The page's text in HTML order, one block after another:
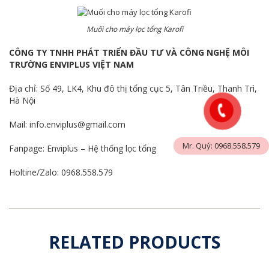
Muối cho máy lọc tổng Karofi
CÔNG TY TNHH PHÁT TRIỂN ĐẦU TƯ VÀ CÔNG NGHỆ MÔI
TRƯỜNG ENVIPLUS VIỆT NAM
Địa chỉ: Số 49, LK4, Khu đô thị tổng cục 5, Tân Triều, Thanh Trì,
Hà Nội
Mail: info.enviplus@gmail.com
Fanpage: Enviplus – Hệ thống lọc tổng
Holtine/Zalo: 0968.558.579
RELATED PRODUCTS
Mr. Quý: 0968.558.579